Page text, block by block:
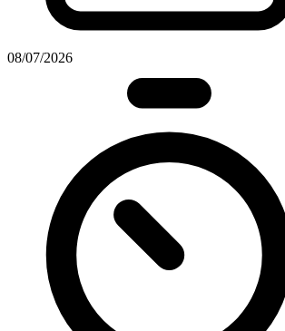
08/07/2026